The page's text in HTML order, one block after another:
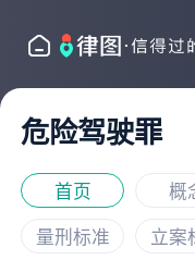
危险驾驶罪
首页 概
量刑标准
立案